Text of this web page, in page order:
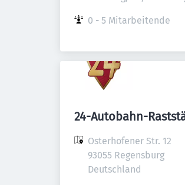
0 - 5 Mitarbeitende
24-Autobahn-
Osterhofener Str. 12
93055 Regensburg
Deutschland